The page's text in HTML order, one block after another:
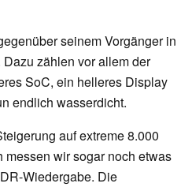
seinem Vorgänger in
zählen vor allem der
SoC, ein helleres Display
endlich wasserdicht.
auf extreme 8.000
messen wir sogar noch etwas
Wiedergabe. Die